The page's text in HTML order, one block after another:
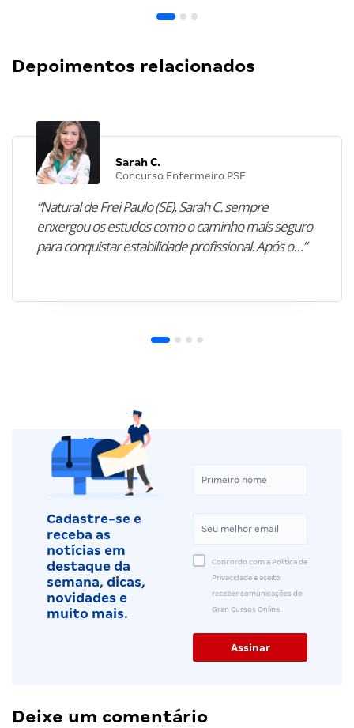
Depoimentos relacionados
Sarah C.
Concurso Enfermeiro PSF
“Natural de Frei Paulo (SE), Sarah C. sempre
enxergou os estudos como o caminho mais seguro
para conquistar estabilidade profissional. Após o…”
Cadastre-se e
receba as
notícias em
destaque da
semana, dicas,
novidades e
muito mais.
Concordo com a Política de
Privacidade e aceito
receber comunicações do
Gran Cursos Online.
Deixe um comentário